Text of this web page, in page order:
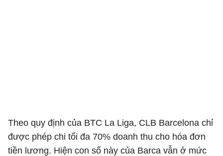
Theo quy định của BTC La Liga, CLB Barcelona chỉ
được phép chi tối đa 70% doanh thu cho hóa đơn
tiền lương. Hiện con số này của Barca vẫn ở mức